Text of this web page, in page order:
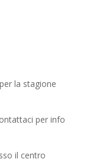
la stagione
per info
il centro